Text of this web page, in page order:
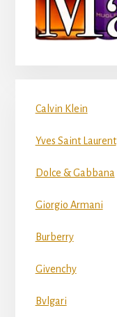
Calvin Klein
Yves Saint Laurent
Dolce & Gabbana
Giorgio Armani
Burberry
Givenchy
Bvlgari